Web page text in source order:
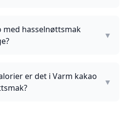
med hasselnøttsmak
▼
er det i Varm kakao
▼